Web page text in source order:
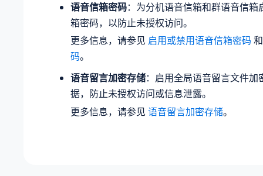
语音信箱密码：为分机语音信箱和群语音信箱
箱密码，以防止未授权访问。
更多信息，请参见 启用或禁用语音信箱密码
码。
语音留言加密存储：启用全局语音留言文件加
据，防止未授权访问或信息泄露。
更多信息，请参见 语音留言加密存储。